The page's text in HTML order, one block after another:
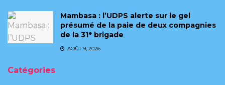
Mambasa : l’UDPS alerte sur le gel
présumé de la paie de deux compagnies
de la 31ᵉ brigade
AOÛT 9, 2026
Catégories